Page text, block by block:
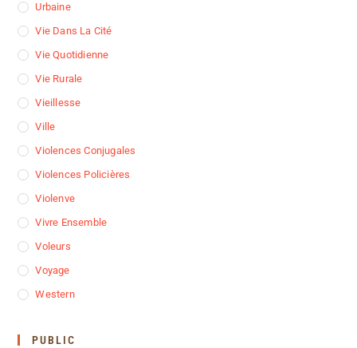
Urbaine
Vie Dans La Cité
Vie Quotidienne
Vie Rurale
Vieillesse
Ville
Violences Conjugales
Violences Policières
Violenve
Vivre Ensemble
Voleurs
Voyage
Western
PUBLIC